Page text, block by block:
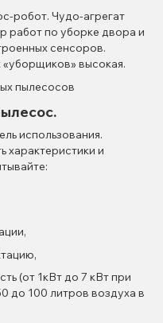
робот. Чудо-агрегат
работ по уборке двора и
сенсоров.
высокая.
использования.
характеристики и
(от 1кВт до 7 кВт при
до 100 литров воздуха в